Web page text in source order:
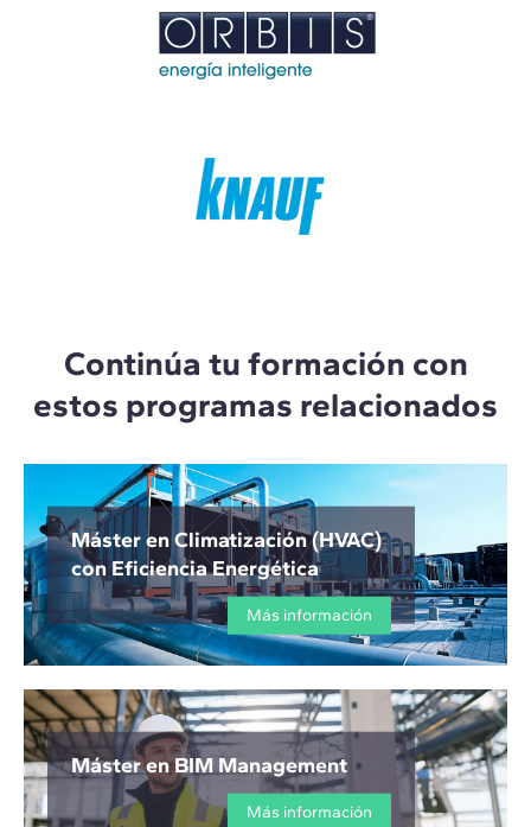
Continúa tu formación con
estos programas relacionados
Máster en Climatización (HVAC)
con Eficiencia Energética
Más información
Máster en BIM Management
Más información